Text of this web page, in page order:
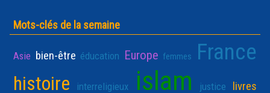
Mots-clés de la semaine
Asie bien-être éducation Europe femmes France
histoire interreligieux islam justice livres